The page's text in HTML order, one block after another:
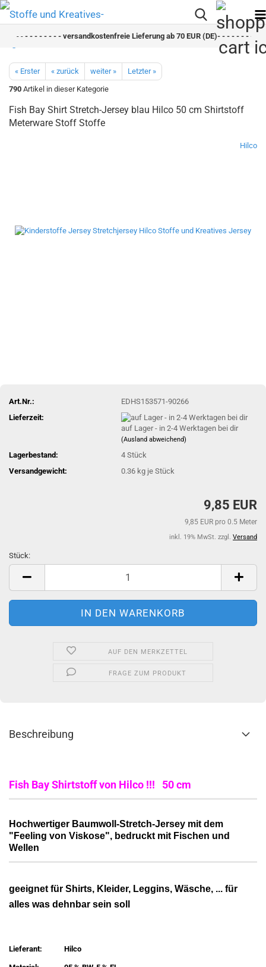
- - - - - - - - versandkostenfreie Lieferung ab 70 EUR (DE)- - - - - - - -
« Erster « zurück weiter »
Letzter »
790 Artikel in dieser Kategorie
Fish Bay Shirt Stretch-Jersey blau Hilco 50 cm Shirtstoff
Meterware Stoff Stoffe
Hilco
Art.Nr.:
EDHS153571-90266
Lieferzeit:
auf Lager - in 2-4 Werktagen bei dir
(Ausland abweichend)
Lagerbestand: 4Stück
Versandgewicht:
0.36 kg je Stück
9,85 EUR
9,85 EUR pro 0.5 Meter
inkl. 19% MwSt. zzgl. Versand
Stück:
Stück
AUF DEN MERKZETTEL
FRAGE ZUM PRODUKT
Beschreibung
Fish Bay Shirtstoff von Hilco !!! 50 cm
Hochwertiger Baumwoll-Stretch-Jersey mit dem
"Feeling von Viskose", bedruckt mit Fischen und
Wellen
geeignet für Shirts, Kleider, Leggins, Wäsche, ... für
alles was dehnbar sein soll
Lieferant: Hilco